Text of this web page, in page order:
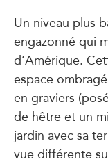
Un niveau plus
engazonné qui
d’Amérique.
espace
en graviers
de hêtre et un
jardin avec sa
vue différente